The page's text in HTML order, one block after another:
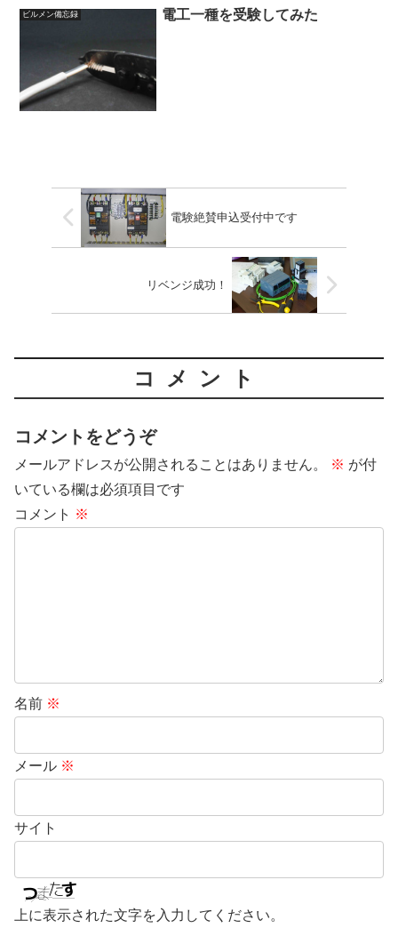
ビルメン備忘録 電工一種を受験してみた
電験絶賛申込受付中です
リベンジ成功！
コメント
コメントをどうぞ
メールアドレスが公開されることはありません。 ※ が付
いている欄は必須項目です
コメント ※
名前 ※
メール ※
サイト
上に表示された文字を入力してください。